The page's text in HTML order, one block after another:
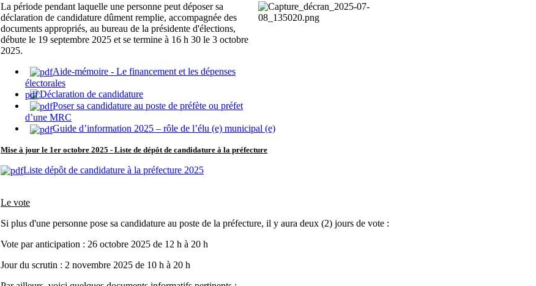
La période pendant laquelle une personne peut déposer sa
déclaration de candidature dûment remplie, accompagnée des
documents appropriés, au bureau de la présidente d'élections,
débute le 19 septembre 2025 et se termine à 16 h 30 le 3 octobre
2025.
Aide-mémoire - Le financement et les dépenses
électorales
Déclaration de candidature
Poser sa candidature au poste de préfète ou préfet
d’une MRC
Guide d’information 2025 – rôle de l’élu (e) municipal (e)
Mise à jour le 1er octobre 2025 - Liste de dépôt de candidature à la préfecture
Liste dépôt de candidature à la préfecture 2025
Le vote
Si plus d'une personne pose sa candidature au poste de la préfecture, il y aura deux (2) jours de vote :
Vote par anticipation : 26 octobre 2025 de 12 h à 20 h
Jour du scrutin : 2 novembre 2025 de 10 h à 20 h